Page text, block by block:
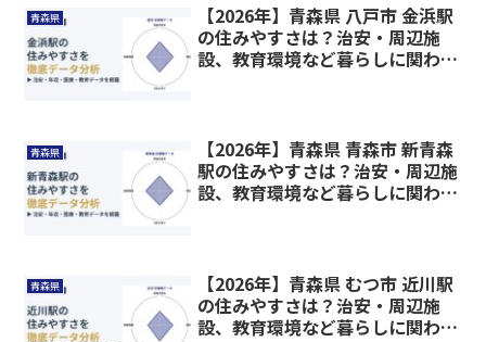
青森県
【2026年】青森県 八戸市 金浜駅
の住みやすさは？治安・周辺施
設、教育環境など暮らしに関わる
青森県
【2026年】青森県 青森市 新青森
駅の住みやすさは？治安・周辺施
設、教育環境など暮らしに関わる
青森県
【2026年】青森県 むつ市 近川駅
の住みやすさは？治安・周辺施
設、教育環境など暮らしに関わる